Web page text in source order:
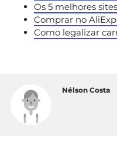
Os 5 melhores
Comprar no
Como legalizar
Nélson Costa